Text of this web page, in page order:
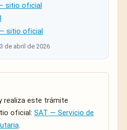
— sitio oficial
— sitio oficial
de abril de 2026
realiza este trámite
oficial:SAT — Servicio de
.